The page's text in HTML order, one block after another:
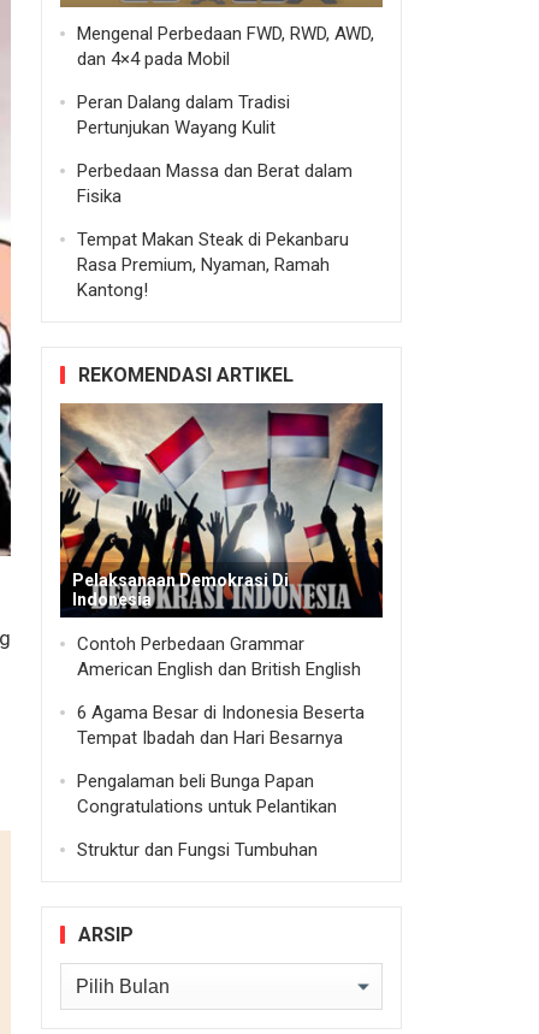
Mengenal Perbedaan FWD, RWD, AWD,
dan 4×4 pada Mobil
Peran Dalang dalam Tradisi
Pertunjukan Wayang Kulit
Perbedaan Massa dan Berat dalam
Fisika
Tempat Makan Steak di Pekanbaru
Rasa Premium, Nyaman, Ramah
Kantong!
REKOMENDASI ARTIKEL
Pelaksanaan Demokrasi Di
Indonesia
Contoh Perbedaan Grammar
American English dan British English
6 Agama Besar di Indonesia Beserta
Tempat Ibadah dan Hari Besarnya
Pengalaman beli Bunga Papan
Congratulations untuk Pelantikan
Struktur dan Fungsi Tumbuhan
ARSIP
Arsip